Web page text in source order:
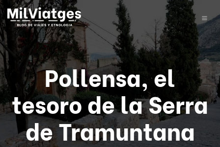
Pollensa, el
tesoro de la Serra
de Tramuntana